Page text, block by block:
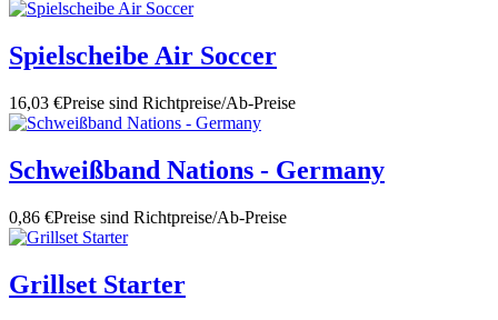
Spielscheibe Air Soccer
16,03 €Preise sind Richtpreise/Ab-Preise
Schweißband Nations - Germany
0,86 €Preise sind Richtpreise/Ab-Preise
Grillset Starter